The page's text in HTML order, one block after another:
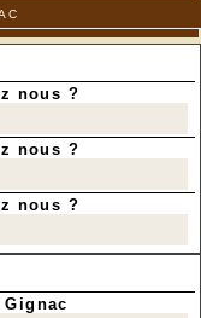
nous ?
nous ?
nous ?